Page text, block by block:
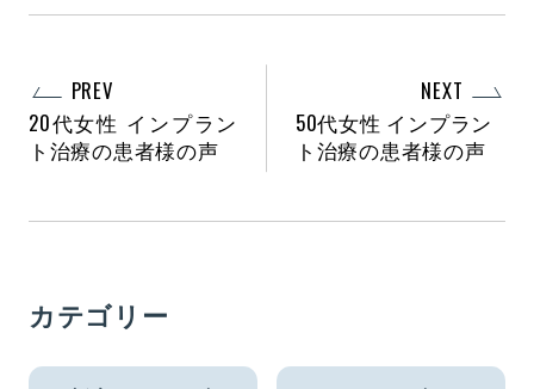
PREV
20代女性 インプラン
ト治療の患者様の声
NEXT
50代女性 インプラン
ト治療の患者様の声
カテゴリー